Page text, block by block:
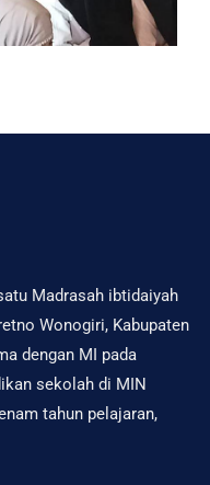
Madrasah ibtidaiyah
Wonogiri, Kabupaten
dengan MI pada
sekolah di MIN
tahun pelajaran,